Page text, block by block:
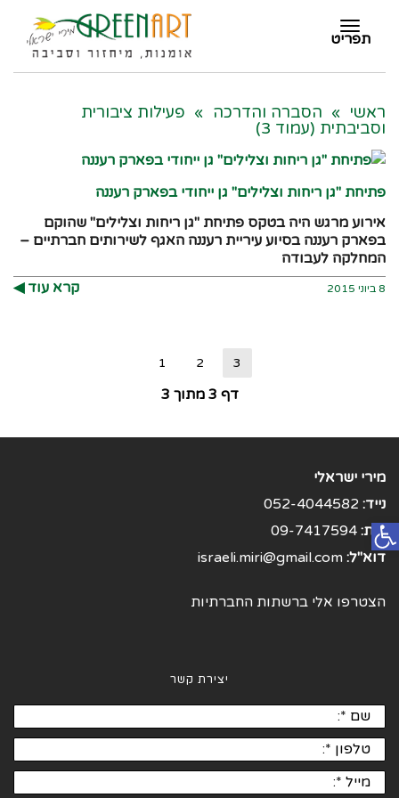
פתח סרגל נגישות
תפריט
תפריט
ראשי » הסברה והדרכה » פעילות ציבורית
וסביבתית (עמוד 3)
פתיחת "גן ריחות וצלילים" גן ייחודי בפארק רעננה
אירוע מרגש היה בטקס פתיחת "גן ריחות וצלילים" שהוקם
בפארק רעננה בסיוע עיריית רעננה האגף לשירותים חברתיים –
המחלקה לעבודה
8 ביוני 2015 קרא עוד ◀︎
1 2 3
דף 3 מתוך 3
מירי ישראלי
נייד: 052-4044582
בית: 09-7417594
דוא"ל: israeli.miri@gmail.com
הצטרפו אלי ברשתות החברתיות
יצירת קשר